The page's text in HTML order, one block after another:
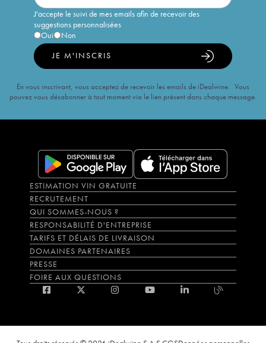
J'accepte le suivi de mes emails afin de recevoir des
suggestions personnalisées
Oui
Non
JE M'INSCRIS
En vous inscrivant, vous acceptez de recevoir les emails de iDealwine. Vous
pouvez vous désabonner à tout moment via le lien présent dans chaque message.
ESTIMATION VIN GRATUITE
RECRUTEMENT
QUI SOMMES-NOUS ?
RESPONSABILITÉ D'ENTREPRISE
TARIFS ET DÉLAIS DE LIVRAISON
DOMAINES PARTENAIRES
PRESSE
FOIRE AUX QUESTIONS